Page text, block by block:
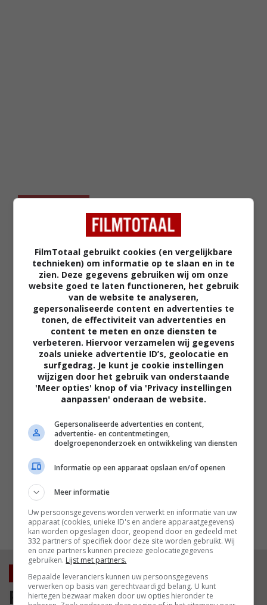
MEEST GELEZEN
Tijdens een bepaalde scène in 'The
Lord of the Rings' verraadt één
draad plotseling de complete
filmtruc
FEATURED
Zelfs de grote finale van 'The Lord
of the Rings' bevat honderden
fouten die bijna niemand tijdens het
kijken ziet
FEATURED
Niet Tom Holland of Matt Damon
kassamagneet van 2026
FEATURED
filmrol die hij 30 jaar later nog altijd
MEEST GELEZEN
Nieuws
Film
FilmTotaal gebruikt cookies (en vergelijkbare
technieken) om informatie op te slaan en in te
zien. Deze gegevens gebruiken wij om onze
website goed te laten functioneren, het gebruik
van de website te analyseren,
gepersonaliseerde content en advertenties te
tonen, de effectiviteit van advertenties en
content te meten en onze diensten te
verbeteren. Hiervoor verzamelen wij gegevens
zoals unieke advertentie ID’s, geolocatie en
surfgedrag. Je kunt je cookie instellingen
wijzigen door het gebruik van onderstaande
'Meer opties' knop of via 'Privacy instellingen
aanpassen' onderaan de website.
Gepersonaliseerde advertenties en content,
advertentie- en contentmetingen,
doelgroepenonderzoek en ontwikkeling van diensten
Informatie op een apparaat opslaan en/of openen
Meer informatie
Uw persoonsgegevens worden verwerkt en informatie van uw
apparaat (cookies, unieke ID's en andere apparaatgegevens)
kan worden opgeslagen door, geopend door en gedeeld met
332 partners of specifiek door deze site worden gebruikt. Wij
en onze partners kunnen precieze geolocatiegegevens
gebruiken. Lijst met partners.
Bepaalde leveranciers kunnen uw persoonsgegevens
verwerken op basis van gerechtvaardigd belang. U kunt
hiertegen bezwaar maken door uw opties hieronder te